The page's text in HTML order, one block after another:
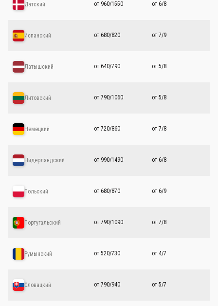
Датский от 960/1550 от 6/8
Испанский от 680/820 от 7/9
Латышский от 640/790 от 5/8
Литовский от 790/1060 от 5/8
Немецкий от 720/860 от 7/8
Нидерландский от 990/1490 от 6/8
Польский от 680/870 от 6/9
Португальский от 790/1090 от 7/8
Румынский от 520/730 от 4/7
Словацкий от 790/940 от 5/7